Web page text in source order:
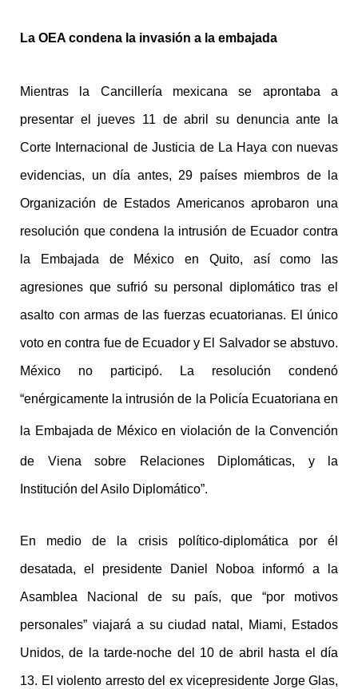
La OEA condena la invasión a la embajada
Mientras la Cancillería mexicana se aprontaba a
presentar el jueves 11 de abril su denuncia ante la
Corte Internacional de Justicia de La Haya con nuevas
evidencias, un día antes, 29 países miembros de la
Organización de Estados Americanos aprobaron una
resolución que condena la intrusión de Ecuador contra
la Embajada de México en Quito, así como las
agresiones que sufrió su personal diplomático tras el
asalto con armas de las fuerzas ecuatorianas. El único
voto en contra fue de Ecuador y El Salvador se abstuvo.
México no participó. La resolución condenó
“enérgicamente la intrusión de la Policía Ecuatoriana en
la Embajada de Méxicoen violación de la Convención
de Viena sobre Relaciones Diplomáticas, y la
Institución del Asilo Diplomático”.
En medio de la crisis político-diplomática por él
desatada, el presidente Daniel Noboa informó a la
Asamblea Nacional de su país, que “por motivos
personales” viajará a su ciudad natal, Miami, Estados
Unidos, de la tarde-noche del 10 de abril hasta el día
13. El violento arresto del ex vicepresidente Jorge Glas,